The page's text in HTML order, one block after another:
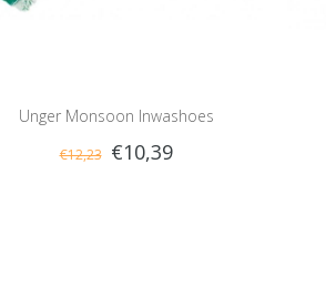
Unger Monsoon Inwashoes
€12,23 €10,39